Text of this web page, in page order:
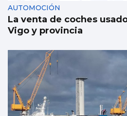
AUTOMOCIÓN
La venta de coches
Vigo y provincia